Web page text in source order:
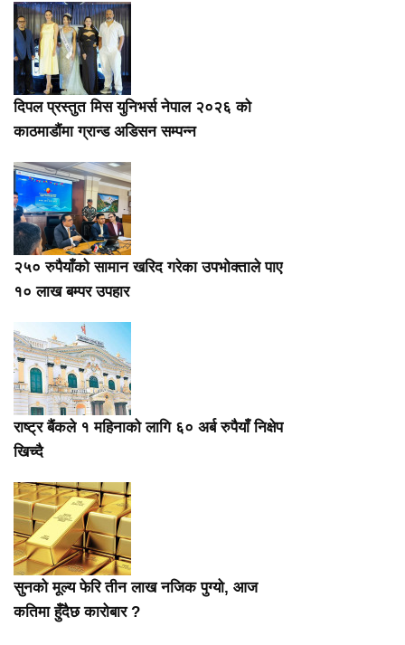
दिपल प्रस्तुत मिस युनिभर्स नेपाल २०२६ को
काठमाडौंमा ग्रान्ड अडिसन सम्पन्न
२५० रुपैयाँको सामान खरिद गरेका उपभोक्ताले पाए
१० लाख बम्पर उपहार
राष्ट्र बैंकले १ महिनाको लागि ६० अर्ब रुपैयाँ निक्षेप
खिच्दै
सुनको मूल्य फेरि तीन लाख नजिक पुग्यो, आज
कतिमा हुँदैछ कारोबार ?